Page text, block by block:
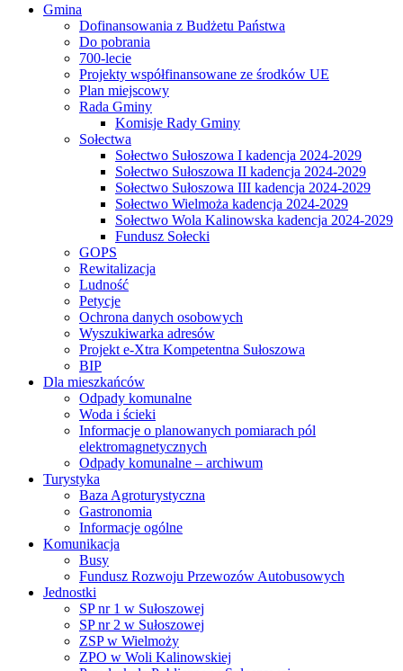
Gmina
Dofinansowania z Budżetu Państwa
Do pobrania
700-lecie
Projekty współfinansowane ze środków UE
Plan miejscowy
Rada Gminy
Komisje Rady Gminy
Sołectwa
Sołectwo Sułoszowa I kadencja 2024-2029
Sołectwo Sułoszowa II kadencja 2024-2029
Sołectwo Sułoszowa III kadencja 2024-2029
Sołectwo Wielmoża kadencja 2024-2029
Sołectwo Wola Kalinowska kadencja 2024-2029
Fundusz Sołecki
GOPS
Rewitalizacja
Ludność
Petycje
Ochrona danych osobowych
Wyszukiwarka adresów
Projekt e-Xtra Kompetentna Sułoszowa
BIP
Dla mieszkańców
Odpady komunalne
Woda i ścieki
Informacje o planowanych pomiarach pól
elektromagnetycznych
Odpady komunalne – archiwum
Turystyka
Baza Agroturystyczna
Gastronomia
Informacje ogólne
Komunikacja
Busy
Fundusz Rozwoju Przewozów Autobusowych
Jednostki
SP nr 1 w Sułoszowej
SP nr 2 w Sułoszowej
ZSP w Wielmoży
ZPO w Woli Kalinowskiej